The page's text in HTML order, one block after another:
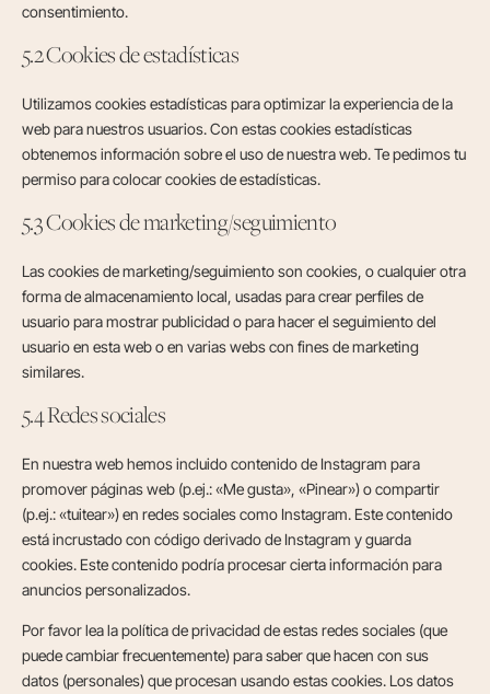
consentimiento.
5.2 Cookies de estadísticas
Utilizamos cookies estadísticas para optimizar la experiencia de la
web para nuestros usuarios. Con estas cookies estadísticas
obtenemos información sobre el uso de nuestra web. Te pedimos tu
permiso para colocar cookies de estadísticas.
5.3 Cookies de marketing/seguimiento
Las cookies de marketing/seguimiento son cookies, o cualquier otra
forma de almacenamiento local, usadas para crear perfiles de
usuario para mostrar publicidad o para hacer el seguimiento del
usuario en esta web o en varias webs con fines de marketing
similares.
5.4 Redes sociales
En nuestra web hemos incluido contenido de Instagram para
promover páginas web (p.ej.: «Me gusta», «Pinear») o compartir
(p.ej.: «tuitear») en redes sociales como Instagram. Este contenido
está incrustado con código derivado de Instagram y guarda
cookies. Este contenido podría procesar cierta información para
anuncios personalizados.
Por favor lea la política de privacidad de estas redes sociales (que
puede cambiar frecuentemente) para saber que hacen con sus
datos (personales) que procesan usando estas cookies. Los datos